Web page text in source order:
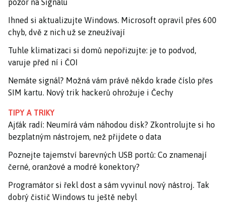
pozor na Signalu
Ihned si aktualizujte Windows. Microsoft opravil přes 600
chyb, dvě z nich už se zneužívají
Tuhle klimatizaci si domů nepořizujte: je to podvod,
varuje před ní i ČOI
Nemáte signál? Možná vám právě někdo krade číslo přes
SIM kartu. Nový trik hackerů ohrožuje i Čechy
TIPY A TRIKY
Ajťák radí: Neumírá vám náhodou disk? Zkontrolujte si ho
bezplatným nástrojem, než přijdete o data
Poznejte tajemství barevných USB portů: Co znamenají
černé, oranžové a modré konektory?
Programátor si řekl dost a sám vyvinul nový nástroj. Tak
dobrý čistič Windows tu ještě nebyl